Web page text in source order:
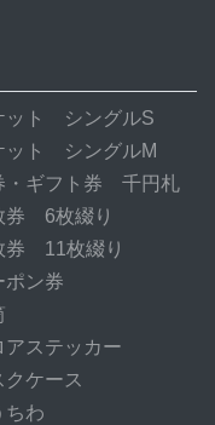
ット シングルS
ット シングルM
・ギフト券 千円札
券 6枚綴り
券 11枚綴り
ポン券
アステッカー
クケース
ちわ